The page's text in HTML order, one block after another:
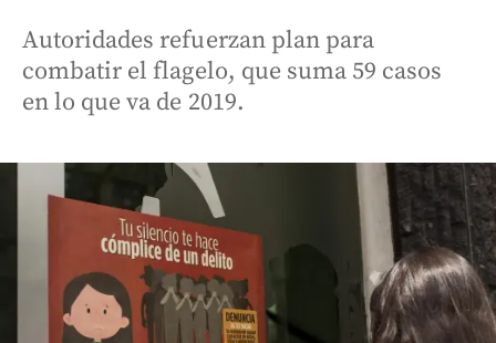
Autoridades refuerzan plan para
combatir el flagelo, que suma 59 casos
en lo que va de 2019.